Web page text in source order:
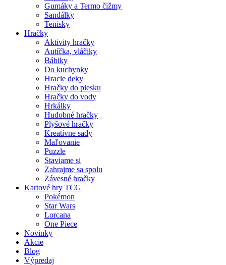
Gumáky a Termo čižmy
Sandálky
Tenisky
Hračky
Aktivity hračky
Autíčka, vláčiky
Bábiky
Do kuchynky
Hracie deky
Hračky do piesku
Hračky do vody
Hrkálky
Hudobné hračky
Plyšové hračky
Kreatívne sady
Maľovanie
Puzzle
Staviame si
Zahrajme sa spolu
Závesné hračky
Kartové hry TCG
Pokémon
Star Wars
Lorcana
One Piece
Novinky
Akcie
Blog
Výpredaj